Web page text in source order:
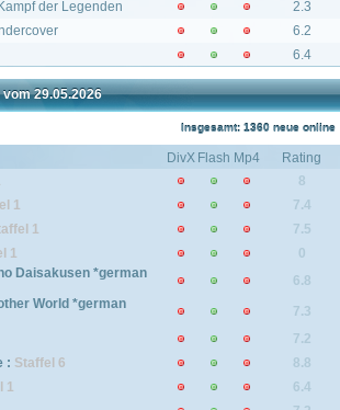
der Legenden
2.3
6.2
6.4
29.05.2026
Insgesamt: 1360 neue online
DivX Flash Mp4
Rating
8
1
7.4
1
7.5
1
0
Daisakusen *german
6.8
World *german
7.3
7.2
: Staffel 6
8.8
1
6.4